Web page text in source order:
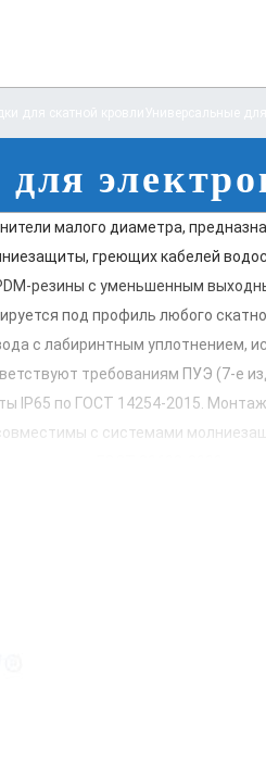
малого диаметра,
греющих кабелей
резины с уменьшенным
под профиль любого
с лабиринтным уплотнением,
требованиям ПУЭ (7-е
IP65 по ГОСТ 14254-2015.
с системами